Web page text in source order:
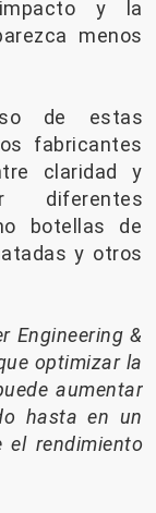
y la
menos
de estas
fabricantes
claridad y
diferentes
botellas de
y otros
Engineering &
optimizar la
aumentar
hasta en un
el rendimiento